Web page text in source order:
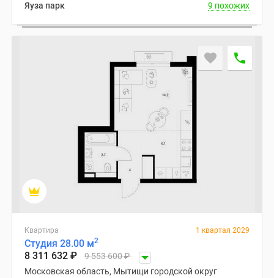
Яуза парк
9 похожих
Квартира 1 квартал 2029
Студия 28.00 м2
8 311 632 ₽ 9 553 600₽
Московская область, Мытищи городской округ